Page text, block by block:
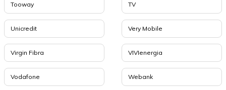
Tooway TV
Unicredit Very Mobile
Virgin Fibra VIVIenergia
Vodafone Webank